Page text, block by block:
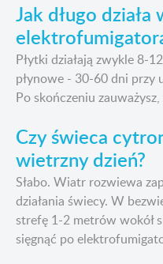
Jak długo działa
Płytki działają zwykle 8-
płynowe - 30-60 dni przy
Po skończeniu
Czy świeca
wietrzny dzień?
Słabo. Wiatr rozwiewa
działania świecy. W
strefę 1-2 metrów wokół
sięgnąć po